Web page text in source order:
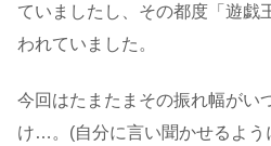
ていましたし、その都度「遊
われていました。
今回はたまたまその振れ幅がい
け…。(自分に言い聞かせるよ